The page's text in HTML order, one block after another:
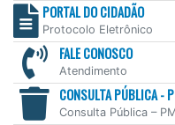
PORTAL DO CIDADÃO
Protocolo Eletrônico
FALE CONOSCO
Atendimento
CONSULTA PÚBLICA -
Consulta Pública –